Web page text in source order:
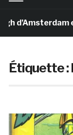
et
Étiquette :